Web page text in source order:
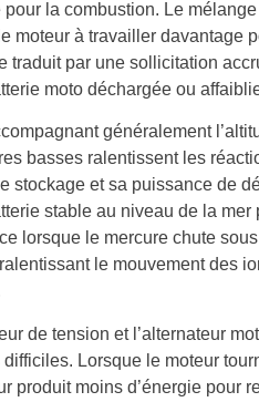
la combustion. Le
moteur à travailler davantage
traduit par une sollicitation
moto déchargée ou
généralement
basses ralentissent les
stockage et sa puissance de
stable au niveau de la mer
lorsque le mercure chute
le mouvement des
de tension et l’alternateur
Lorsque le moteur
produit moins d’énergie